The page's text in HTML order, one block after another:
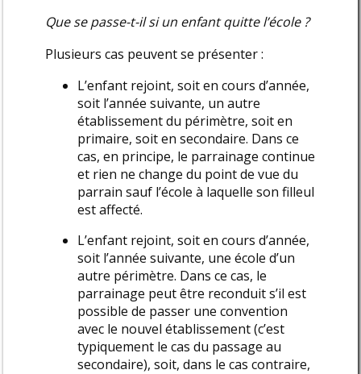
Que se passe-t-il si un enfant quitte l’école ?
Plusieurs cas peuvent se présenter :
L’enfant rejoint, soit en cours d’année,
soit l’année suivante, un autre
établissement du périmètre, soit en
primaire, soit en secondaire. Dans ce
cas, en principe, le parrainage continue
et rien ne change du point de vue du
parrain sauf l’école à laquelle son filleul
est affecté.
L’enfant rejoint, soit en cours d’année,
soit l’année suivante, une école d’un
autre périmètre. Dans ce cas, le
parrainage peut être reconduit s’il est
possible de passer une convention
avec le nouvel établissement (c’est
typiquement le cas du passage au
secondaire), soit, dans le cas contraire,